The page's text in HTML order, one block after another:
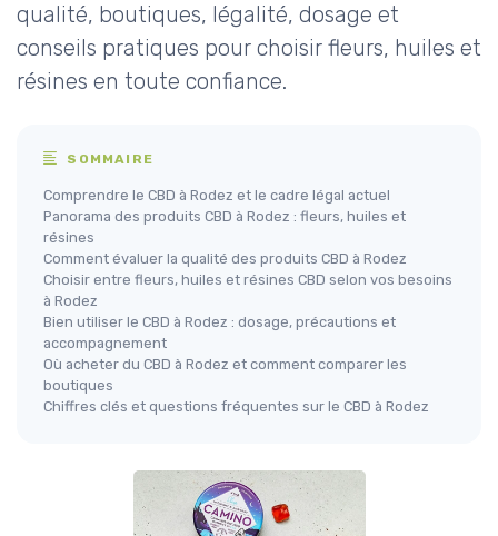
qualité, boutiques, légalité, dosage et
conseils pratiques pour choisir fleurs, huiles et
résines en toute confiance.
SOMMAIRE
Comprendre le CBD à Rodez et le cadre légal actuel
Panorama des produits CBD à Rodez : fleurs, huiles et
résines
Comment évaluer la qualité des produits CBD à Rodez
Choisir entre fleurs, huiles et résines CBD selon vos besoins
à Rodez
Bien utiliser le CBD à Rodez : dosage, précautions et
accompagnement
Où acheter du CBD à Rodez et comment comparer les
boutiques
Chiffres clés et questions fréquentes sur le CBD à Rodez